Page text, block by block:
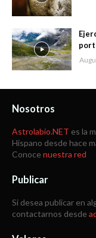
Nosotros
Astrolabio.NET es la
Hispano desde hace
Conoce nuestra red
Publicar
Si desea publicar en
contactarnos desde